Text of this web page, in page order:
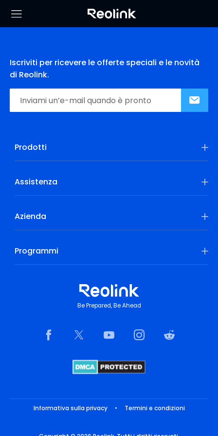
Iscriviti per ricevere le offerte speciali e le novità
di Reolink.
Prodotti
Assistenza
Azienda
Programmi
Be Prepared, Be Ahead
Informativa sulla privacy • Termini e condizioni